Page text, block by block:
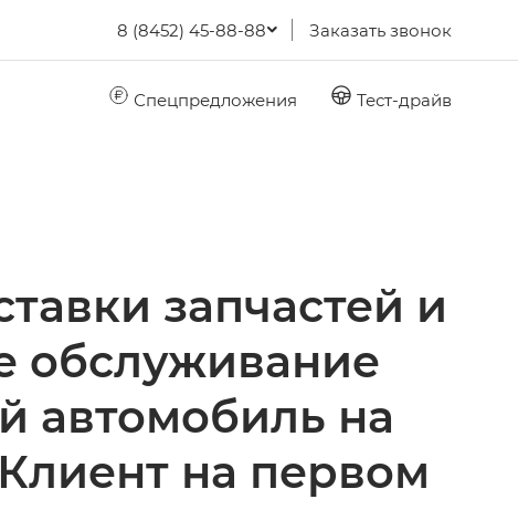
8 (8452) 45-88-88 Заказать звонок
Спецпредложения Тест-драйв
запчастей и
обслуживание
автомобиль на
на первом